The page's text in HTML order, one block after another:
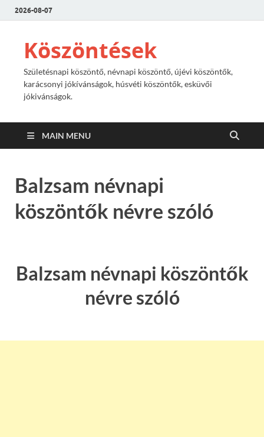
2026-08-07
Köszöntések
Születésnapi köszöntő, névnapi köszöntő, újévi köszöntők,
karácsonyi jókívánságok, húsvéti köszöntők, esküvői
jókivánságok.
MAIN MENU
Balzsam névnapi
köszöntők névre szóló
Balzsam névnapi köszöntők
névre szóló